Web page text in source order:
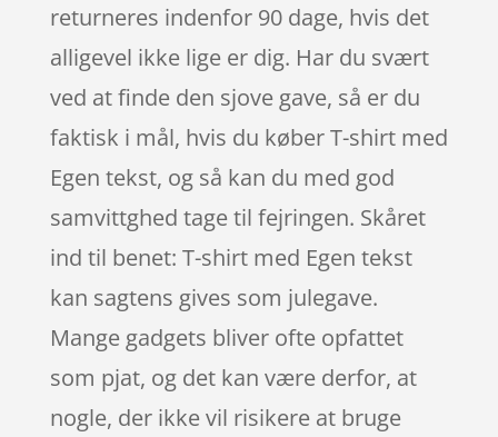
returneres indenfor 90 dage, hvis det
alligevel ikke lige er dig. Har du svært
ved at finde den sjove gave, så er du
faktisk i mål, hvis du køber T-shirt med
Egen tekst, og så kan du med god
samvittghed tage til fejringen. Skåret
ind til benet: T-shirt med Egen tekst
kan sagtens gives som julegave.
Mange gadgets bliver ofte opfattet
som pjat, og det kan være derfor, at
nogle, der ikke vil risikere at bruge